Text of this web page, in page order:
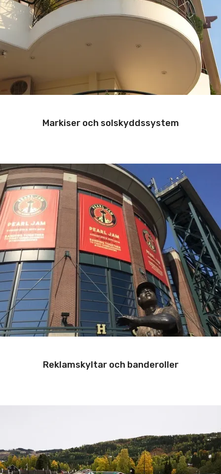
Markiser och solskyddssystem
Reklamskyltar och banderoller